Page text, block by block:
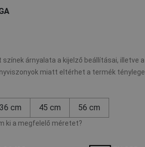
árnyalata a kijelző beállításai, illetve
miatt eltérhet a termék
36 cm 45 cm 56 cm
ki a megfelelő méretet?